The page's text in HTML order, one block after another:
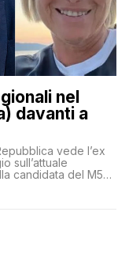
nel
davanti a
vede l’ex
sull’attuale
candidata del M5S